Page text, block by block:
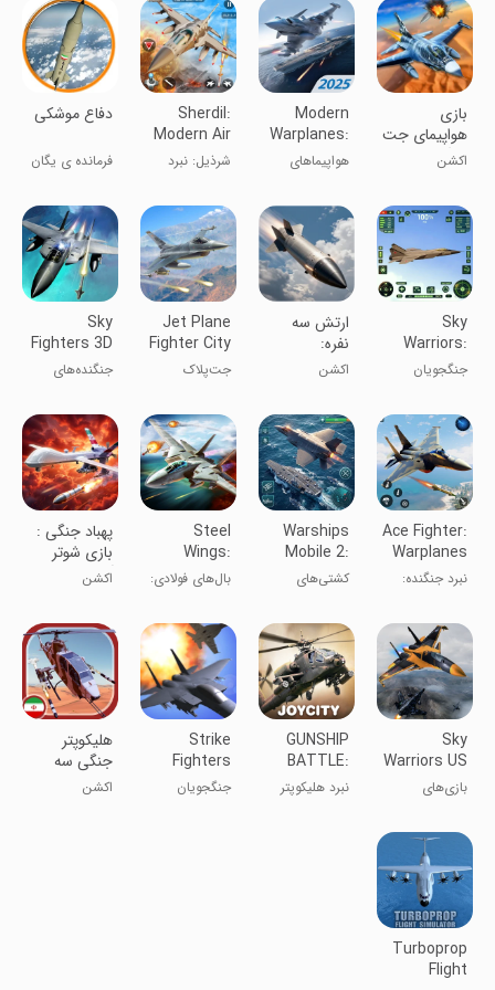
آسمان
بازی
هواپیمای جت
جنگی
اکشن
Modern
Warplanes:
PvP
Warfare
هواپیماهای
Sherdil:
Modern Air
Jet
Combat
شرذیل: نبرد
‏دفاع موشکی
فرمانده ی یگان
Sky
Warriors:
Airplane
Games
جنگجویان
بازی‌های
هواپیمایی
‏‏‏‏‏ارتش سه
نفره:
خیبرشکن
اکشن
Jet Plane
Fighter City
3D
جت‌پلاک
۳D
Sky
Fighters 3D
جنگنده‌های
Ace Fighter:
Warplanes
Game
نبرد جنگنده:
هواپیماهای
جنگی
Warships
Mobile 2:
Naval War
کشتی‌های
جنگ دریایی
Steel
Wings:
Aces
بال‌های فولادی:
‏‏‏‏‏‏‏‏پهباد جنگی :
بازی شوتر
آنلاین
اکشن
Sky
Warriors US
Airplane
Games
بازی‌های
آسمان
GUNSHIP
BATTLE:
Helicopter
3D
نبرد هلیکوپتر
Strike
Fighters
جنگجویان
‏‏‏هلیکوپتر
جنگی سه
بعدی : فصل
اکشن
Turboprop
Flight